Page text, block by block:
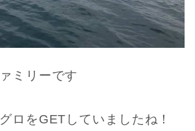
ミリーです
ロをGETしていましたね！